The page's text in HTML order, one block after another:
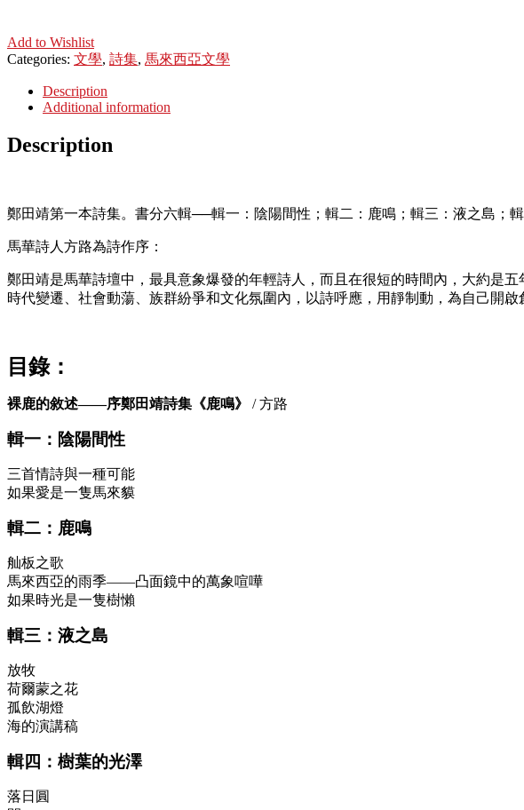
Add to Wishlist
Categories: 文學, 詩集, 馬來西亞文學
Description
Additional information
Description
鄭田靖第一本詩集。書分六輯──輯一：陰陽間性；輯二：鹿鳴；輯三：液之島；
馬華詩人方路為詩作序：
鄭田靖是馬華詩壇中，最具意象爆發的年輕詩人，而且在很短的時間內，大約是
時代變遷、社會動蕩、族群紛爭和文化氛圍內，以詩呼應，用靜制動，為自己開啟
目錄：
裸鹿的敘述——序鄭田靖詩集《鹿鳴》 / 方路
輯一：陰陽間性
三首情詩與一種可能
如果愛是一隻馬來貘
輯二：鹿鳴
舢板之歌
馬來西亞的雨季——凸面鏡中的萬象喧嘩
如果時光是一隻樹懶
輯三：液之島
放牧
荷爾蒙之花
孤飲湖燈
海的演講稿
輯四：樹葉的光澤
落日圓